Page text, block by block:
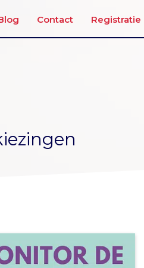
Contact Registratie